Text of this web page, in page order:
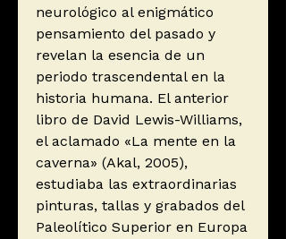
neurológico al enigmático
pensamiento del pasado y
revelan la esencia de un
periodo trascendental en la
historia humana. El anterior
libro de David Lewis-Williams,
el aclamado «La mente en la
caverna» (Akal, 2005),
estudiaba las extraordinarias
pinturas, tallas y grabados del
Paleolítico Superior en Europa